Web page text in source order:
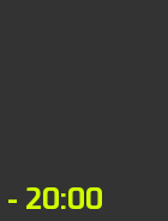
- 20:00